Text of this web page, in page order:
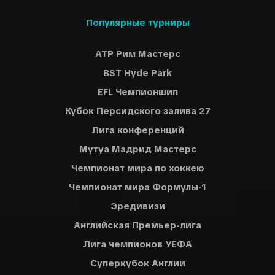
Популярные турниры
ATP Рим Мастерс
BST Hyde Park
EFL Чемпионшип
Кубок Персидского залива 27
Лига конференций
Мутуа Мадрид Мастерс
Чемпионат мира по хоккею
Чемпионат мира Формулы-1
Эредивизи
Английская Премьер-лига
Лига чемпионов УЕФА
Суперкубок Англии